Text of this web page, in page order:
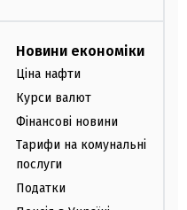
Новини економіки
Ціна нафти
Курси валют
Фінансові новини
Тарифи на комунальні
послуги
Податки